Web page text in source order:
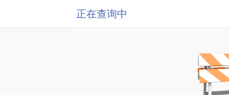
正在查询中